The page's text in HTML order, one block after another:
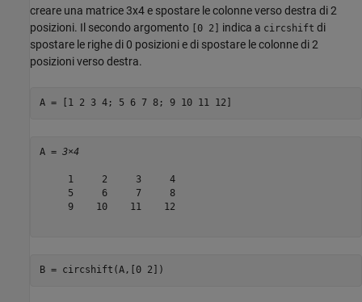
creare una matrice 3x4 e spostare le colonne verso destra di 2
posizioni. Il secondo argomento [0 2] indica a circshift di
spostare le righe di 0 posizioni e di spostare le colonne di 2
posizioni verso destra.
A = [1 2 3 4; 5 6 7 8; 9 10 11 12]
A = 3×4
     1     2     3     4
     5     6     7     8
     9    10    11    12
B = circshift(A,[0 2])